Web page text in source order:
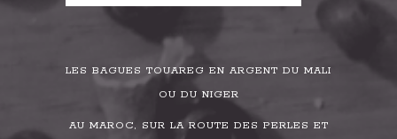
LES BAGUES TOUAREG EN ARGENT DU MALI
OU DU NIGER
AU MAROC, SUR LA ROUTE DES PERLES ET